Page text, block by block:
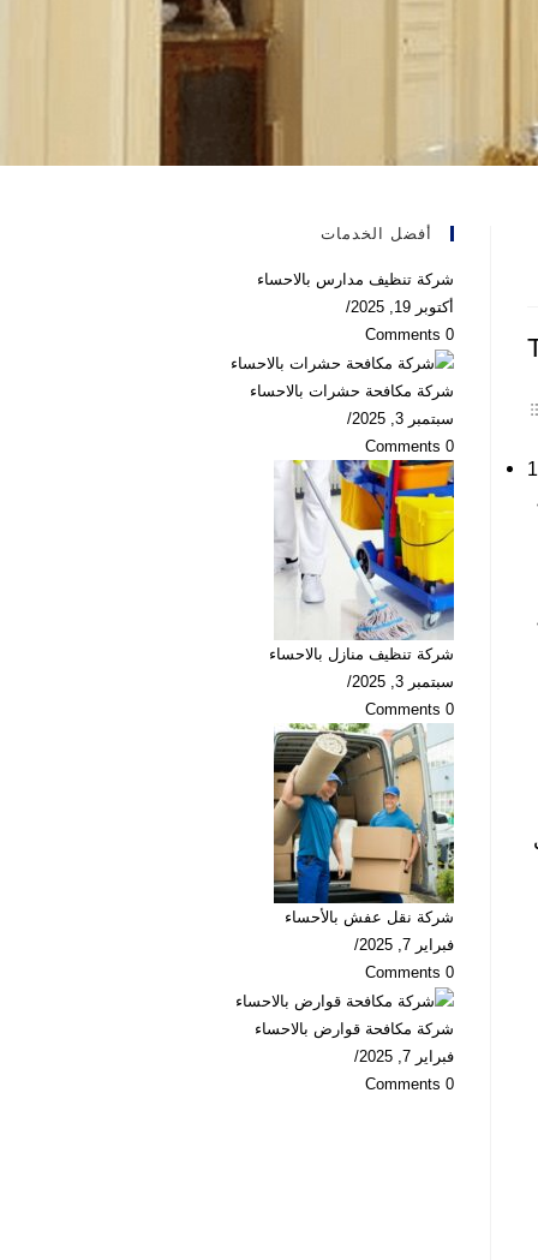
أفضل الخدمات
شركة تنظيف مدارس بالاحساء
أكتوبر 19, 2025
/
0 Comments
شركة مكافحة حشرات بالاحساء
سبتمبر 3, 2025
/
0 Comments
شركة تنظيف منازل بالاحساء
سبتمبر 3, 2025
/
0 Comments
شركة نقل عفش بالأحساء
فبراير 7, 2025
/
0 Comments
شركة مكافحة قوارض بالاحساء
فبراير 7, 2025
/
0 Comments